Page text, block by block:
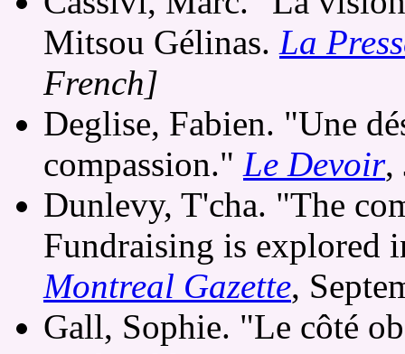
Mitsou Gélinas. La
French]
Deglise, Fabien. "Une
compassion." Le Devoir,
Dunlevy, T'cha. "The
Fundraising is explored
Montreal Gazette,
Gall, Sophie. "Le côté